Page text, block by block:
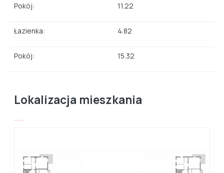
Pokój: 11.22
Łazienka: 4.82
Pokój: 15.32
Lokalizacja mieszkania